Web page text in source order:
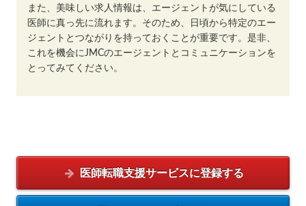
また、美味しい求人情報は、エージェントが気にしている
医師に真っ先に流れます。そのため、日頃から特定のエー
ジェントとつながりを持っておくことが重要です。是非、
これを機会にJMCのエージェントとコミュニケーションを
とってみてください。
医師転職支援サービスに登録する